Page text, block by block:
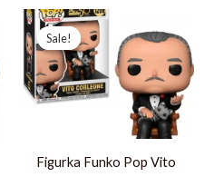
Sale!
Sale!
Figurka Funko Pop Vito
Pierwotna
cena
wynosiła:
252,71 zł.
cena
wynosi:
194,39 zł.